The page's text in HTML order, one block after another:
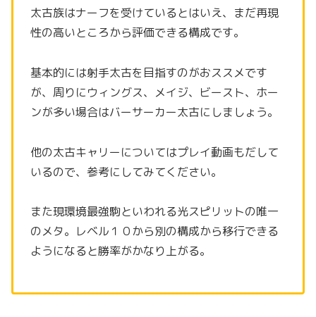
太古族はナーフを受けているとはいえ、まだ再現
性の高いところから評価できる構成です。
基本的には射手太古を目指すのがおススメです
が、周りにウィングス、メイジ、ビースト、ホー
ンが多い場合はバーサーカー太古にしましょう。
他の太古キャリーについてはプレイ動画もだして
いるので、参考にしてみてください。
また現環境最強駒といわれる光スピリットの唯一
のメタ。レベル１０から別の構成から移行できる
ようになると勝率がかなり上がる。